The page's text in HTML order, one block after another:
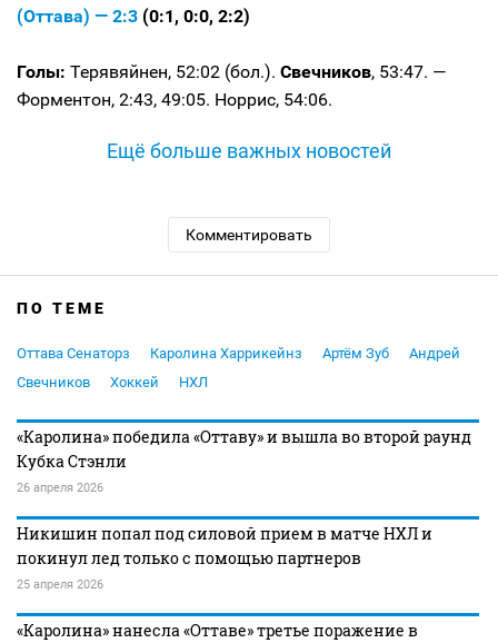
(Оттава) — 2:3 (0:1, 0:0, 2:2)
Голы: Терявяйнен, 52:02 (бол.). Свечников, 53:47. —
Форментон, 2:43, 49:05. Норрис, 54:06.
Ещё больше важных новостей
Комментировать
ПО ТЕМЕ
Оттава Сенаторз Каролина Харрикейнз Артём Зуб
Андрей
Свечников
Хоккей НХЛ
«Каролина» победила «Оттаву» и вышла во второй раунд
Кубка Стэнли
26 апреля 2026
Никишин попал под силовой прием в матче НХЛ и
покинул лед только с помощью партнеров
25 апреля 2026
«Каролина» нанесла «Оттаве» третье поражение в